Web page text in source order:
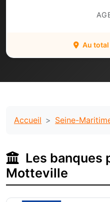
Au
Accueil Seine-
Les banques
Motteville